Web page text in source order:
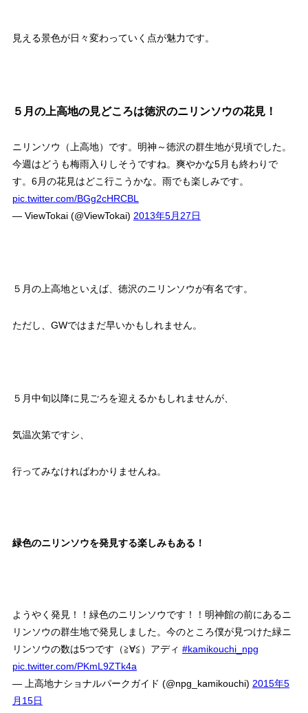
見える景色が日々変わっていく点が魅力です。
５月の上高地の見どころは徳沢のニリンソウの花見！
ニリンソウ（上高地）です。明神～徳沢の群生地が見頃でした。
今週はどうも梅雨入りしそうですね。爽やかな5月も終わりで
す。6月の花見はどこ行こうかな。雨でも楽しみです。
pic.twitter.com/BGg2cHRCBL
— ViewTokai (@ViewTokai) 2013年5月27日
５月の上高地といえば、徳沢のニリンソウが有名です。
ただし、GWではまだ早いかもしれません。
５月中旬以降に見ごろを迎えるかもしれませんが、
気温次第ですシ、
行ってみなければわかりませんね。
緑色のニリンソウを発見する楽しみもある！
ようやく発見！！緑色のニリンソウです！！明神館の前にあるニ
リンソウの群生地で発見しました。今のところ僕が見つけた緑ニ
リンソウの数は5つです（≧∀≦）アディ #kamikouchi_npg
pic.twitter.com/PKmL9ZTk4a
— 上高地ナショナルパークガイド (@npg_kamikouchi) 2015年5
月15日